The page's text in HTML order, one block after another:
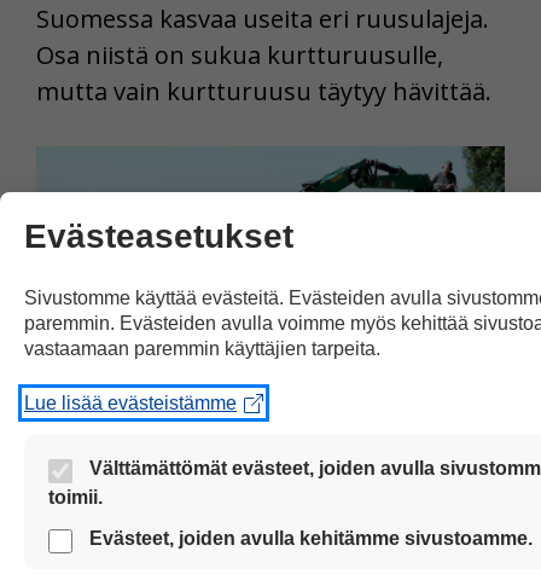
Suomessa kasvaa useita eri ruusulajeja.
Osa niistä on sukua kurtturuusulle,
mutta vain kurtturuusu täytyy hävittää.
Kurtturuusua on erittäin vaikea poistaa.
Ruusupuskissa on paljon piikkejä. Lisäksi ruusun
juuret ovat pitkät ja kasvavat tiiviisti maassa.
Kuvassa näkyy, kuinka kurtturuusuja kerätään
Evästeasetukset
Sivustomme käyttää evästeitä. Evästeiden avulla
paremmin. Evästeiden avulla voimme myös kehittää
vastaamaan paremmin käyttäjien tarpeita.
Lue lisää evästeistämme
Välttämättömät evästeet, joiden avulla
toimii.
Nämä evästeet ovat aina käytössä, jotta sivustoamme voi
sujuvasti ja turvallisesti.
Evästeet, joiden avulla kehitämme sivustoamme.